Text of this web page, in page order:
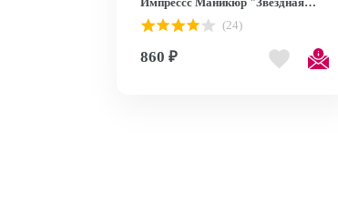
ночь", длина короткая Impress
(24)
860 ₽